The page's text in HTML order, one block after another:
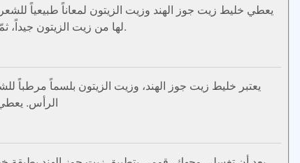
لها من زيت الزيتون جيداً، ثمّ نسخنه قليلاً إما في الميكروويف أو نضعه قريباً من النار. نقسم الشعر إلى قسمين، ثمّ نقسم كل قسم إلى خصلات صغيرة متفرقة.
يعتبر خليط زيت جوز الهند، وزيت الزيتون بلسماً مرطباً
الرأس. يعطي